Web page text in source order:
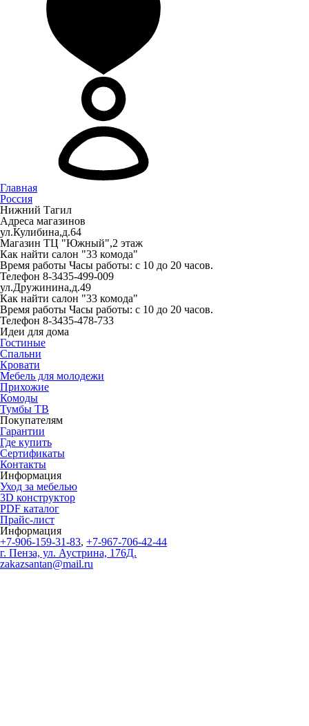
Главная
Россия
Нижний Тагил
Адреса магазинов
ул.Кулибина,д.64
Магазин ТЦ "Южный",2 этаж
Как найти салон "33 комода"
Время работы Часы работы: с 10 до 20 часов.
Телефон 8-3435-499-009
ул.Дружинина,д.49
Как найти салон "33 комода"
Время работы Часы работы: с 10 до 20 часов.
Телефон 8-3435-478-733
Идеи для дома
Гостиные
Спальни
Кровати
Мебель для молодежи
Прихожие
Комоды
Тумбы ТВ
Покупателям
Гарантии
Где купить
Сертификаты
Контакты
Информация
Уход за мебелью
3D конструктор
PDF каталог
Прайс-лист
Информация
+7-906-159-31-83, +7-967-706-42-44
г. Пенза, ул. Аустрина, 176Д.
zakazsantan@mail.ru